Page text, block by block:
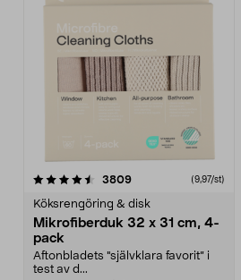
3809recensioner (9,97/st)
Köksrengöring & disk
Mikrofiberduk 32 x 31 cm, 4-
pack
Aftonbladets "självklara favorit” i
test av d...
4.0av 5 stjärnor